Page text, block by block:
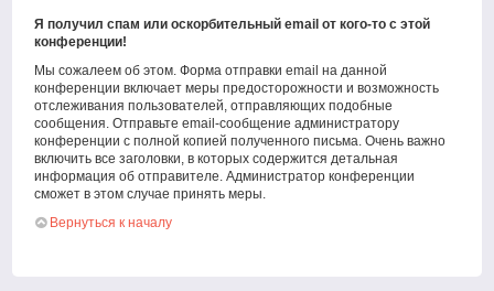
Я получил спам или оскорбительный email от кого-то с этой
конференции!
Мы сожалеем об этом. Форма отправки email на данной
конференции включает меры предосторожности и возможность
отслеживания пользователей, отправляющих подобные
сообщения. Отправьте email-сообщение администратору
конференции с полной копией полученного письма. Очень важно
включить все заголовки, в которых содержится детальная
информация об отправителе. Администратор конференции
сможет в этом случае принять меры.
Вернуться к началу